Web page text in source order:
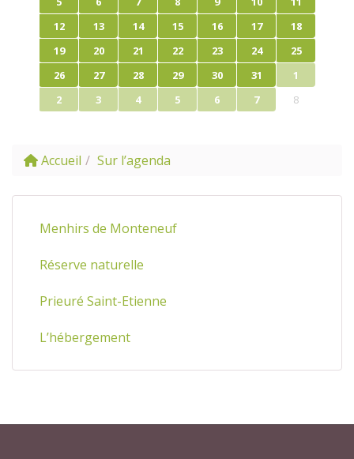
12
13 14 15 16 17
18
19
20 21 22 23 24
25
26
27 28 29 30 31
1
2
3 4 5 6 7 8
Accueil Sur l’agenda
Menhirs de Monteneuf
Réserve naturelle
Prieuré Saint-Etienne
L’hébergement